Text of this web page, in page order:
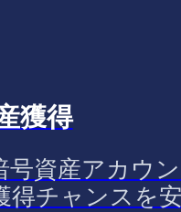
獲得
号資産アカウ
得チャンスを